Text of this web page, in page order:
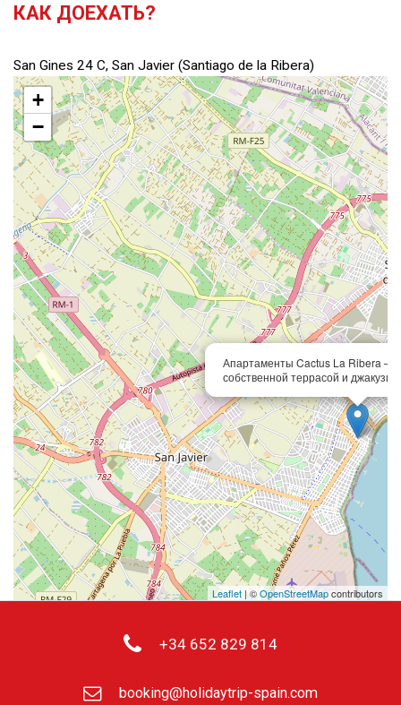
КАК ДОЕХАТЬ?
San Gines 24 C, San Javier (Santiago de la Ribera)
Апартаменты Cactus La Ribera —
собственной террасой и джакузи
+
−
Leaflet | ©OpenStreetMapcontributors
+34 652 829 814
booking@holidaytrip-spain.com